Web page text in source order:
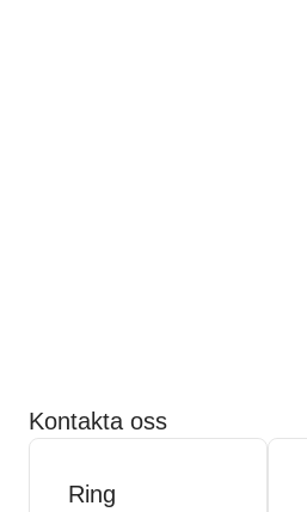
Kontakta oss
Ring